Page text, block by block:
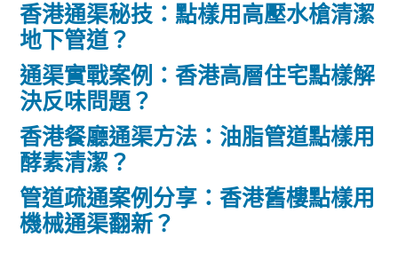
香港通渠秘技：點樣用高壓水槍清潔
地下管道？
通渠實戰案例：香港高層住宅點樣解
決反味問題？
香港餐廳通渠方法：油脂管道點樣用
酵素清潔？
管道疏通案例分享：香港舊樓點樣用
機械通渠翻新？